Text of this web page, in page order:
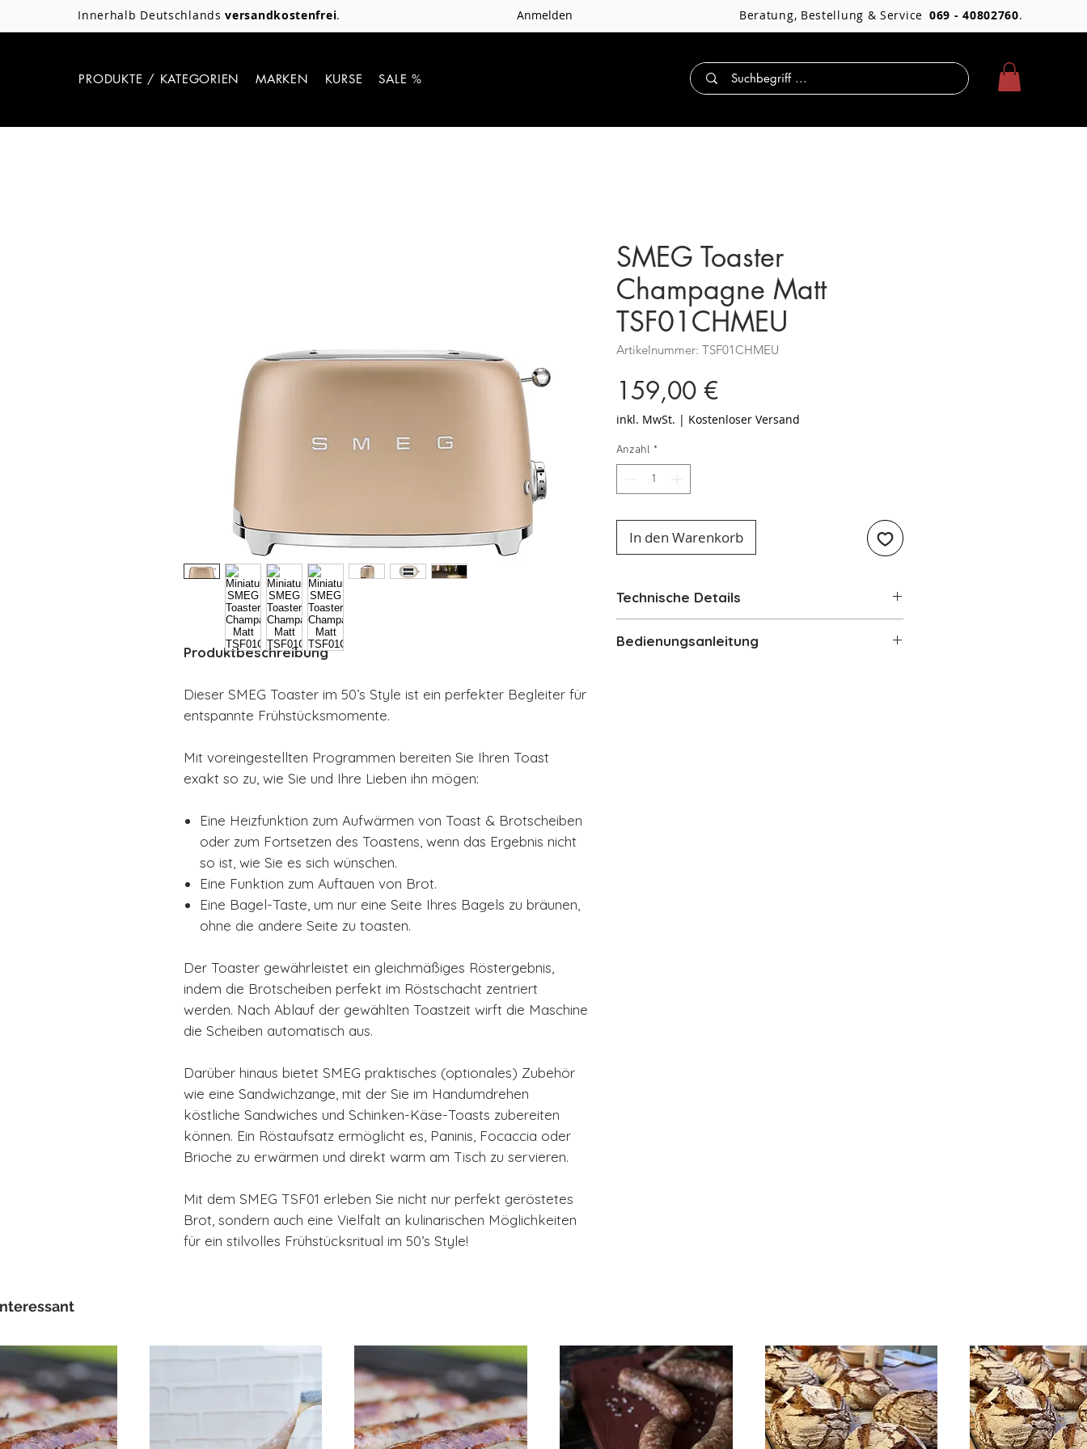
Innerhalb Deutschlandsversandkostenfrei. Anmelden Beratung, Bestellung & Service 069 - 40802760.
PRODUKTE / KATEGORIEN MARKEN KURSE SALE %
Produktbeschreibung
Dieser SMEG Toaster im 50’s Style ist ein perfekter Begleiter für
entspannte Frühstücksmomente.
Mit voreingestellten Programmen bereiten Sie Ihren Toast
exakt so zu, wie Sie und Ihre Lieben ihn mögen:
Eine Heizfunktion zum Aufwärmen von Toast & Brotscheiben
oder zum Fortsetzen des Toastens, wenn das Ergebnis nicht
so ist, wie Sie es sich wünschen.
Eine Funktion zum Auftauen von Brot.
Eine Bagel-Taste, um nur eine Seite Ihres Bagels zu bräunen,
ohne die andere Seite zu toasten.
Der Toaster gewährleistet ein gleichmäßiges Röstergebnis,
indem die Brotscheiben perfekt im Röstschacht zentriert
werden. Nach Ablauf der gewählten Toastzeit wirft die Maschine
die Scheiben automatisch aus.
Darüber hinaus bietet SMEG praktisches (optionales) Zubehör
wie eine Sandwichzange, mit der Sie im Handumdrehen
köstliche Sandwiches und Schinken-Käse-Toasts zubereiten
können. Ein Röstaufsatz ermöglicht es, Paninis, Focaccia oder
Brioche zu erwärmen und direkt warm am Tisch zu servieren.
Mit dem SMEG TSF01 erleben Sie nicht nur perfekt geröstetes
Brot, sondern auch eine Vielfalt an kulinarischen Möglichkeiten
für ein stilvolles Frühstücksritual im 50’s Style!
SMEG Toaster
Champagne Matt
TSF01CHMEU
Artikelnummer: TSF01CHMEU
159,00 €Preis
inkl. MwSt. | Kostenloser Versand
Anzahl *
In den Warenkorb
Technische Details
Extra breite, 36 mm Toastschlitze
Bedienungsanleitung